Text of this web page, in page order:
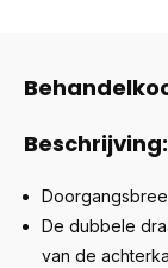
Beschrijving:
De dubbele
van de